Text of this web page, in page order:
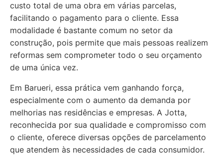
custo total de uma obra em várias parcelas,
facilitando o pagamento para o cliente. Essa
modalidade é bastante comum no setor da
construção, pois permite que mais pessoas realizem
reformas sem comprometer todo o seu orçamento
de uma única vez.
Em Barueri, essa prática vem ganhando força,
especialmente com o aumento da demanda por
melhorias nas residências e empresas. A Jotta,
reconhecida por sua qualidade e compromisso com
o cliente, oferece diversas opções de parcelamento
que atendem às necessidades de cada consumidor.